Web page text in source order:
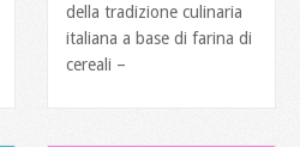
della tradizione culinaria
italiana a base di farina di
cereali –